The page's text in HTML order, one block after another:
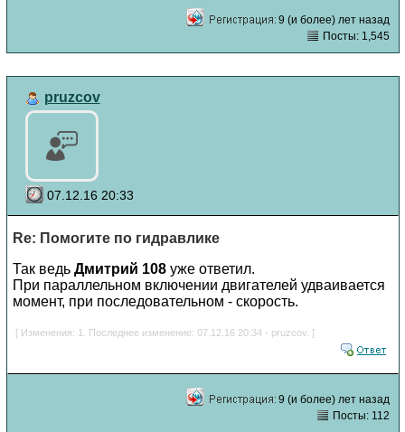
9 (и более) лет назад
Посты: 1,545
pruzcov
07.12.16 20:33
Re: Помогите по гидравлике
Так ведь Дмитрий 108уже ответил.
При параллельном включении двигателей удваивается
момент, при последовательном - скорость.
[ Изменения: 1. Последнее изменение: 07.12.16 20:34 - pruzcov. ]
9 (и более) лет назад
Посты: 112